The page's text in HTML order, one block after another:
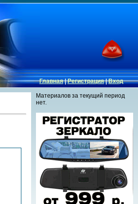
Главная|Регистрация|Вход
Материалов за текущий период
нет.